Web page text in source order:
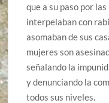
que a su paso por
interpelaban con
asomaban de sus
mujeres son
señalando la
y denunciando la
todos sus niveles.